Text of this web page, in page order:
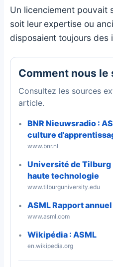
Un licenciement pouvait
soit leur expertise ou
disposaient toujours des
Comment nous le
Consultez les sources
article.
BNR Nieuwsradio :
culture
www.bnr.nl
Université de Tilburg
haute technologie
www.tilburguniversity.edu
ASML Rapport
www.asml.com
Wikipédia : ASML
en.wikipedia.org